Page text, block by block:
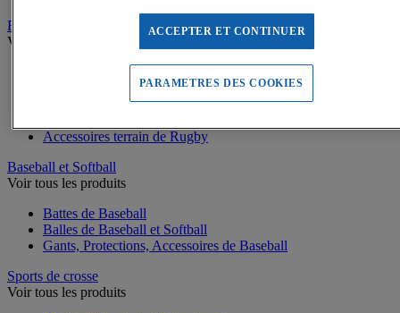
Rugby
Voir tous les produits
Poteaux de Rugby, buts de Rugby
Equipement d'entrainement Rugby
Accessoires terrain de Rugby
Baseball et Softball
Voir tous les produits
Battes de Baseball
Balles de Baseball et Softball
Gants, Protections, Accessoires de Baseball
Sports de crosse
Voir tous les produits
ACCEPTER ET CONTINUER
PARAMETRES DES COOKIES